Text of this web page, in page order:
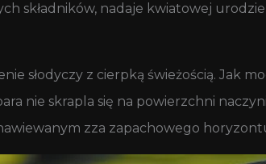
składników, nadaje kwiatowej
słodyczy z cierpką świeżością. Jak
nie skrapla się na powierzchni
zza zapachowego